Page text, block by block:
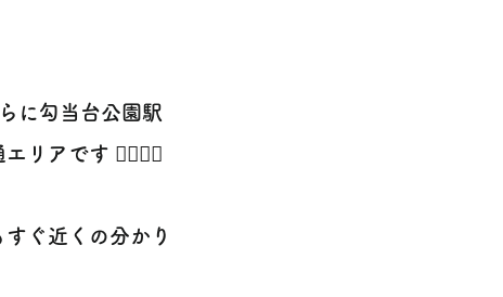
に勾当台公園駅
リアです 🚶‍♀️🚶‍♂️
ぐ近くの分かり